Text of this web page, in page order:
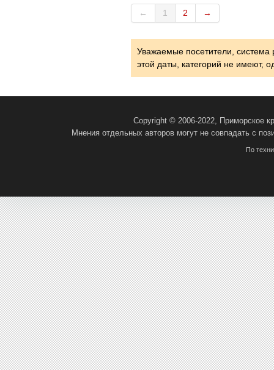
← 1 2 →
Уважаемые посетители, система
этой даты, категорий не имеют,
Copyright © 2006-2022, Приморское
Мнения отдельных авторов могут не совпадать с
По